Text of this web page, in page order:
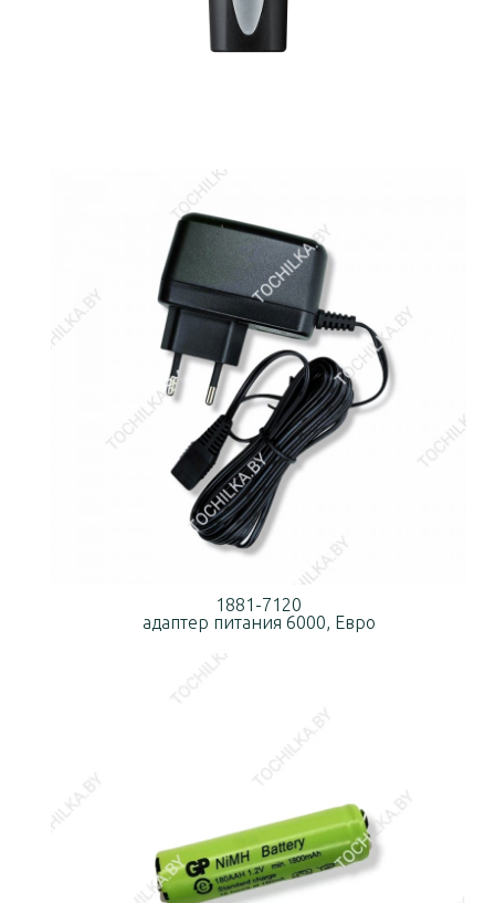
1881-7120
адаптер питания 6000, Евро